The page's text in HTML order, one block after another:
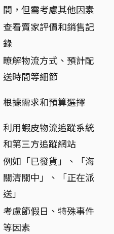
間，但需考慮其他因素
查看賣家評價和銷售記
錄
瞭解物流方式、預計配
送時間等細節
根據需求和預算選擇
利用蝦皮物流追蹤系統
和第三方追蹤網站
例如「已發貨」、「海
關清關中」、「正在派
送」
考慮節假日、特殊事件
等因素